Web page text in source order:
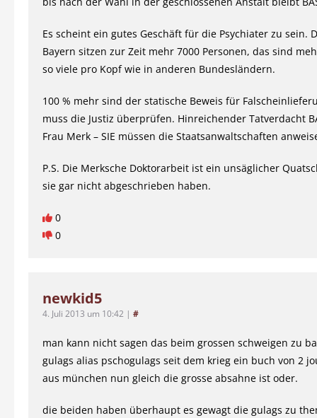
Es scheint ein gutes Geschäft für die Psychiater zu sein.
Bayern sitzen zur Zeit mehr 7000 Personen, das sind
so viele pro Kopf wie in anderen Bundesländern.
100 % mehr sind der statische Beweis für
muss die Justiz überprüfen. Hinreichender Tatverdacht
Frau Merk – SIE müssen die Staatsanwaltschaften
P.S. Die Merksche Doktorarbeit ist ein unsäglicher
sie gar nicht abgeschrieben haben.
0
0
newkid5
4. Juli 2013 um 10:42 | #
man kann nicht sagen das beim grossen schweigen zu
gulags alias pschogulags seit dem krieg ein buch von 2
aus münchen nun gleich die grosse absahne ist oder.
die beiden haben überhaupt es gewagt die gulags zu